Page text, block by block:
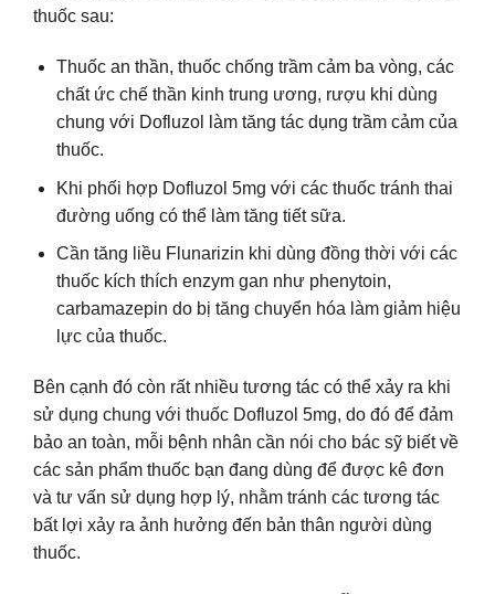
thuốc sau:
Thuốc an thần, thuốc chống trầm cảm ba vòng, các
chất ức chế thần kinh trung ương, rượu khi dùng
chung với Dofluzol làm tăng tác dụng trầm cảm của
thuốc.
Khi phối hợp Dofluzol 5mg với các thuốc tránh thai
đường uống có thể làm tăng tiết sữa.
Cần tăng liều Flunarizin khi dùng đồng thời với các
thuốc kích thích enzym gan như phenytoin,
carbamazepin do bị tăng chuyển hóa làm giảm hiệu
lực của thuốc.
Bên cạnh đó còn rất nhiều tương tác có thể xảy ra khi
sử dụng chung với thuốc Dofluzol 5mg, do đó để đảm
bảo an toàn, mỗi bệnh nhân cần nói cho bác sỹ biết về
các sản phẩm thuốc bạn đang dùng để được kê đơn
và tư vấn sử dụng hợp lý, nhằm tránh các tương tác
bất lợi xảy ra ảnh hưởng đến bản thân người dùng
thuốc.